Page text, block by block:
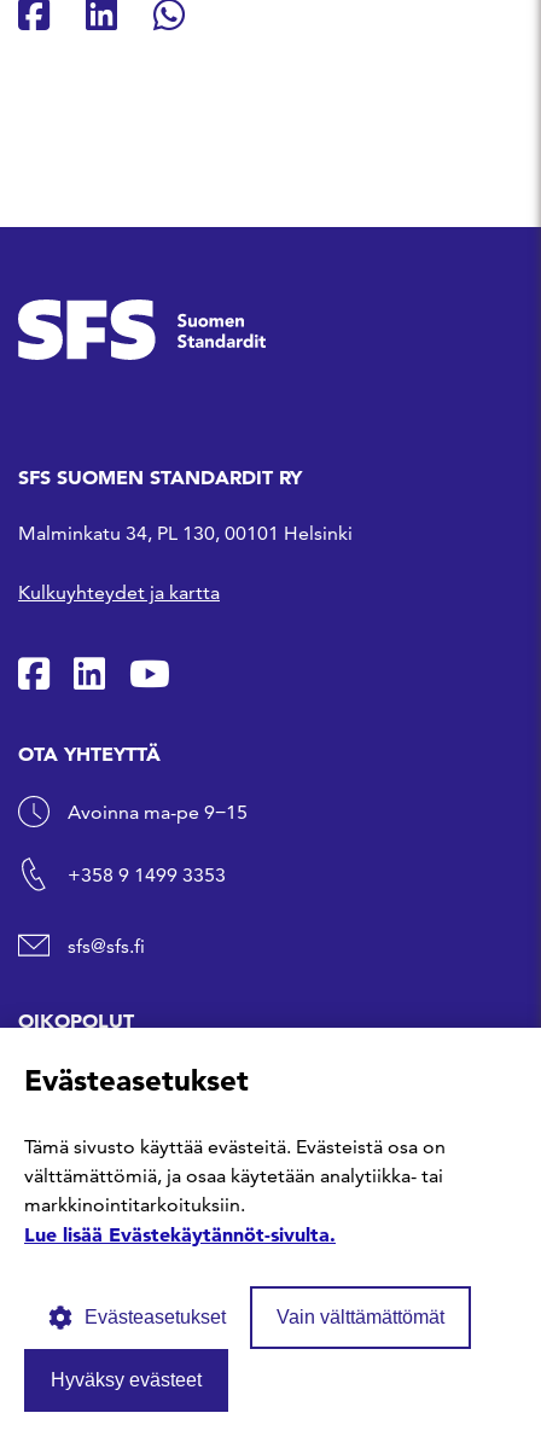
Jaa Facebookissa
Jaa Linkedinissä
Jaa Whatsappissa
SFS SUOMEN STANDARDIT RY
Malminkatu 34, PL 130, 00101 Helsinki
Kulkuyhteydet ja kartta
SFS Facebookissa
SFS Linkedinissä
SFS Youtubessa
OTA YHTEYTTÄ
Avoinna ma-pe 9−15
+358 9 1499 3353
sfs@sfs.fi
OIKOPOLUT
Hanki standardi
Kommentoi tekeillä olevia standardeja
© SFS ry Tietosuojaseloste
Evästeasetukset
Tämä sivusto käyttää evästeitä. Evästeistä osa on
välttämättömiä, ja osaa käytetään analytiikka- tai
markkinointitarkoituksiin.
Lue lisää Evästekäytännöt-sivulta.
Evästeasetukset Vain välttämättömät
Hyväksy evästeet